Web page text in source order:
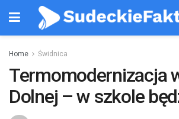
Home Świdnica
Termomodernizacja
Dolnej – w szkole